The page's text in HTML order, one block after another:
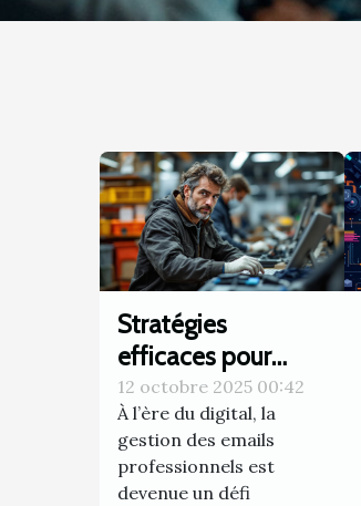
Stratégies
efficaces pour
améliorer la
gestion de vos
emails
professionnels
12 octobre 2025 00:42
À l’ère du digital, la
gestion des emails
professionnels est
devenue un défi